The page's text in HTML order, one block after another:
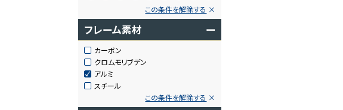
この条件を解除する
フレーム素材 ー
カーボン
クロムモリブデン
アルミ
スチール
この条件を解除する